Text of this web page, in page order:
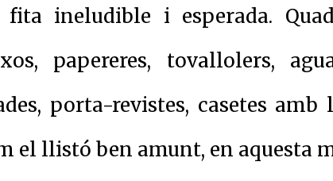
ineludible i esperada.
papereres, tovallolers,
porta-revistes, casetes
el llistó ben amunt, en aquesta